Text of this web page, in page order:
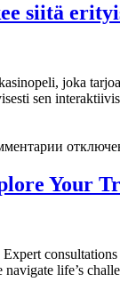
siitä
joka
sen
Your
navigate life’s